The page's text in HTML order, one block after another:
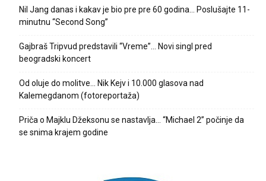
Nil Jang danas i kakav je bio pre pre 60 godina… Poslušajte 11-
minutnu “Second Song”
Gajbraš Tripvud predstavili “Vreme”… Novi singl pred
beogradski koncert
Od oluje do molitve… Nik Kejv i 10.000 glasova nad
Kalemegdanom (fotoreportaža)
Priča o Majklu Džeksonu se nastavlja… “Michael 2” počinje da
se snima krajem godine